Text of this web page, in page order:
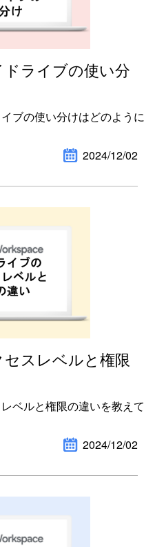
ライブの使い分
ブの使い分けはどのように
2024/12/02
スレベルと権限
ベルと権限の違いを教えて
2024/12/02